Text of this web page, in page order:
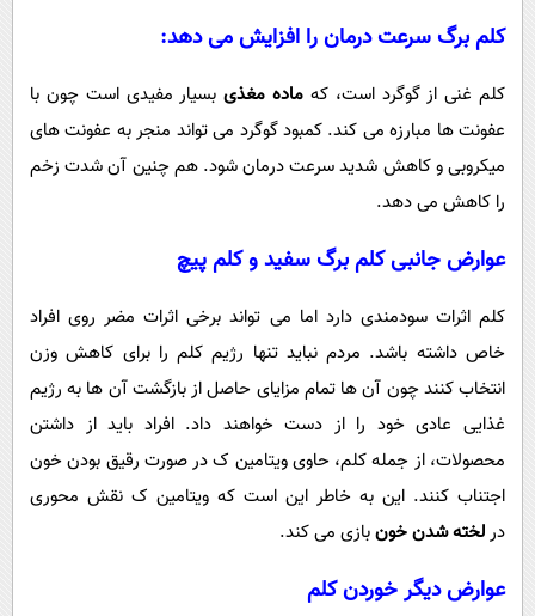
کلم برگ سرعت درمان را افزایش می دهد:
کلم غنی از گوگرد است، که ماده مغذیبسیار مفیدی است چون با
عفونت ها مبارزه می کند. کمبود گوگرد می تواند منجر به عفونت های
میکروبی و کاهش شدید سرعت درمان شود. هم چنین آن شدت زخم
را کاهش می دهد.
عوارض جانبی کلم برگ سفید و کلم پیچ
کلم اثرات سودمندی دارد اما می تواند برخی اثرات مضر روی افراد
خاص داشته باشد. مردم نباید تنها رژیم کلم را برای کاهش وزن
انتخاب کنند چون آن ها تمام مزایای حاصل از بازگشت آن ها به رژیم
غذایی عادی خود را از دست خواهند داد. افراد باید از داشتن
محصولات، از جمله کلم، حاوی ویتامین ک در صورت رقیق بودن خون
اجتناب کنند. این به خاطر این است که ویتامین ک نقش محوری
درلخته شدن خونبازی می کند.
عوارض دیگر خوردن کلم